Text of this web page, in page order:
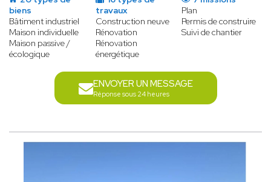
biens
Bâtiment industriel
Maison individuelle
Maison passive /
écologique
travaux
Construction neuve
Rénovation
Rénovation
énergétique
Plan
Permis de construire
Suivi de chantier
ENVOYER UN MESSAGE
Réponse sous 24 heures